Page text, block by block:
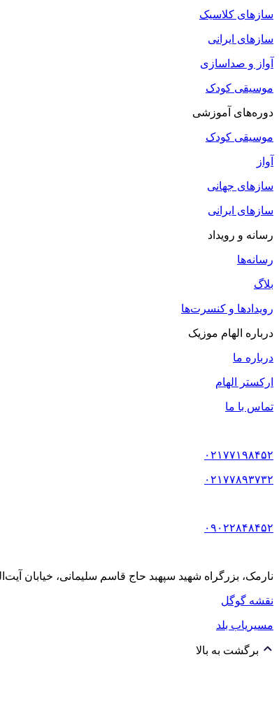
سازهای کلاسیک
سازهای ایرانی
آواز و صداسازی
موسیقی کودک
دوره‌های آموزشی
موسیقی کودک
آواز
سازهای جهانی
سازهای ایرانی
رسانه و رویداد
رسانه‌ها
بلاگ
رویدادها و کنسرت‌ها
درباره الهام موزیک
درباره ما
ارکستر الهام
تماس با ما
۰۲۱۷۷۱۹۸۴۵۲
۰۲۱۷۷۸۹۳۷۳۲
۰۹۰۲۲۸۴۸۴۵۲
نارمک، بزرگراه شهید سپهبد حاج قاسم سلیمانی، خیابان آیت‌الله جلالی
نقشه گوگل
مسیریاب بلد
برگشت به بالا